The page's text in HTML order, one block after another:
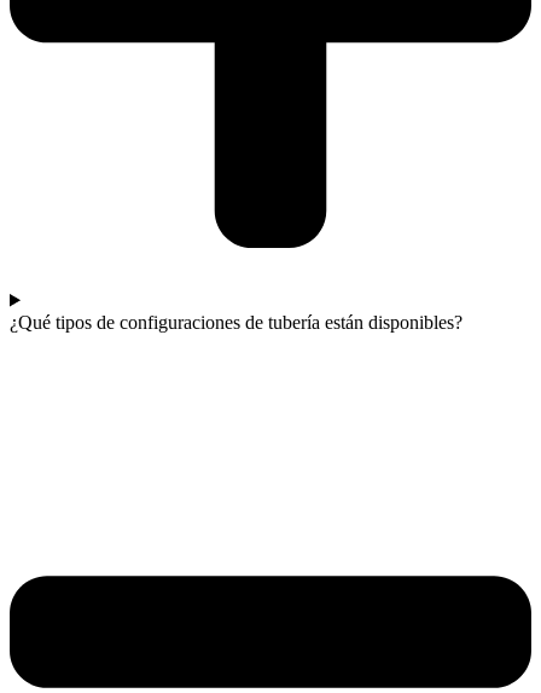
¿Qué tipos de configuraciones de tubería están disponibles?